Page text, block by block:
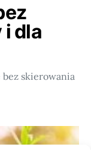
dla
skierowania